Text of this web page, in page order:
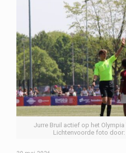
Jurre Bruil actief op het
Lichtenvoorde foto